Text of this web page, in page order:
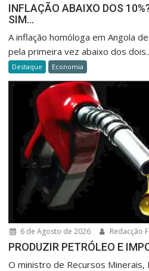
INFLAÇÃO ABAIXO DOS
SIM…
A inflação homóloga em Angola
pela primeira vez abaixo dos
Destaque Economia
6 de Agosto de 2026 Redacção
PRODUZIR PETRÓLEO E
O ministro de Recursos Minerais,